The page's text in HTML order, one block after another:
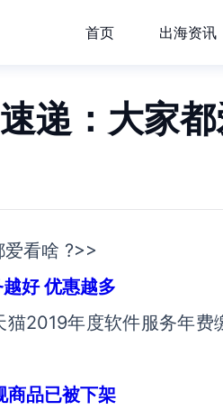
首页 出海资讯
递：大家
爱看啥 ?>>
好 优惠越多
2019年度软件服务年费
商品已被下架